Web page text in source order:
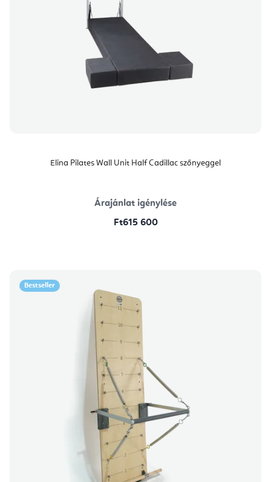
Elina Pilates Wall Unit Half Cadillac szőnyeggel
Árajánlat igénylése
Ft615 600
Bestseller